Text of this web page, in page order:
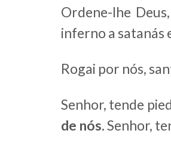
Ordene-lhe
inferno a satanás
Rogai por nós,
Senhor, tende
de nós.Senhor,